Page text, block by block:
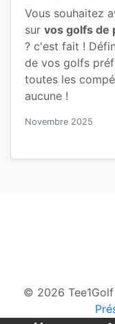
Vous souhaitez
sur vos golfs de
? c'est fait !
de vos golfs
toutes les
aucune !
Novembre 2025
© 2026